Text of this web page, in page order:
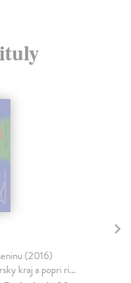
(2016)
kraj a popri ri...